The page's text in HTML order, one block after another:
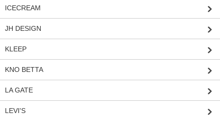
ICECREAM
JH DESIGN
KLEEP
KNO BETTA
LA GATE
LEVI'S